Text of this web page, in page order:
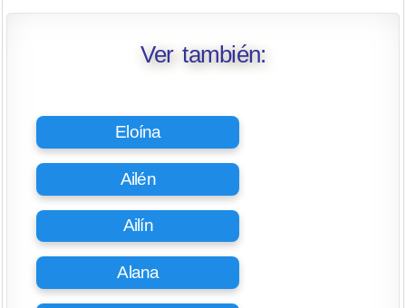
Ver también:
Eloína
Ailén
Ailín
Alana